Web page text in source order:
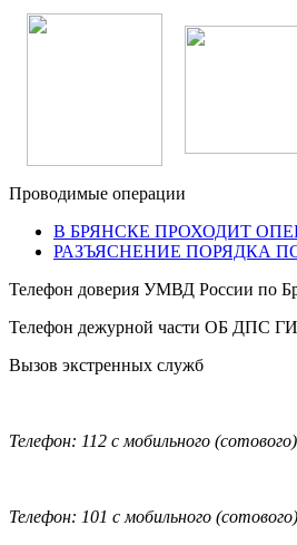
Проводимые операции
В БРЯНСКЕ ПРОХОДИТ
РАЗЪЯСНЕНИЕ ПОРЯДКА
Телефон доверия УМВД России по
Телефон дежурной части ОБ ДПС
Вызов экстренных служб
Телефон: 112 с мобильного
Телефон: 101 с мобильного